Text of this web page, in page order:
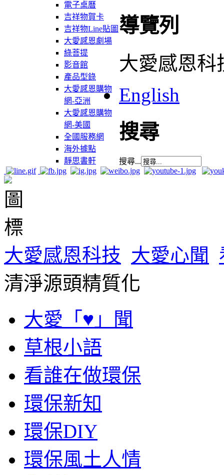
電子桌曆
吉祥物賀卡
吉祥物Line貼圖
大愛感恩劇場
綠菩提
影音館
產品型錄
大愛感恩購物
網-亞洲
大愛感恩購物
網-美國
全國服務網
海外據點
靜思書軒
導覽列
大愛感恩科
English
搜尋
搜尋...
大愛感恩科技 大愛心聞
清淨源頭精質化
大愛「♥」聞
草根小語
看誰在做環保
環保新知
環保DIY
環保風土人情